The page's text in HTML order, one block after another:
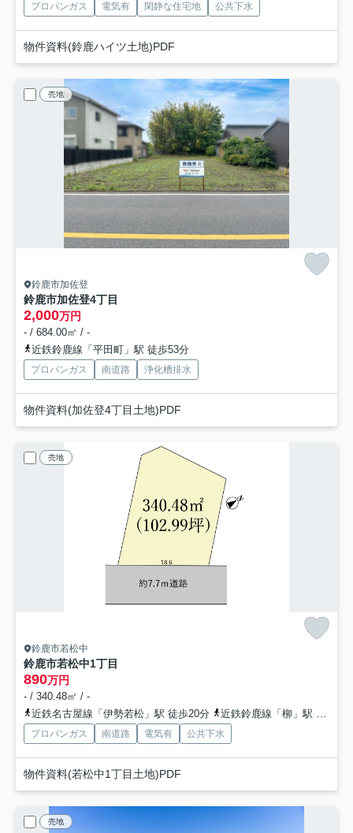
プロパンガス 電気有 閑静な住宅地 公共下水
物件資料(鈴鹿ハイツ土地)PDF
売地
鈴鹿市加佐登
鈴鹿市加佐登4丁目
2,000万円
- / 684.00㎡ / -
近鉄鈴鹿線「平田町」駅 徒歩53分
プロパンガス 南道路 浄化槽排水
物件資料(加佐登4丁目土地)PDF
売地
鈴鹿市若松中
鈴鹿市若松中1丁目
890万円
- / 340.48㎡ / -
近鉄名古屋線「伊勢若松」駅 徒歩20分
近鉄鈴鹿線「柳」駅 徒歩35分
プロパンガス 南道路 電気有 公共下水
物件資料(若松中1丁目土地)PDF
売地